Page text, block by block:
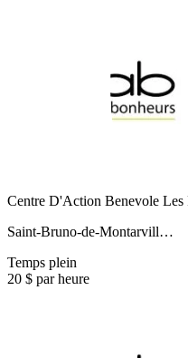
Centre D'Action Benevole
Saint-Bruno-de-Montarvill…
Temps plein
20 $ par heure